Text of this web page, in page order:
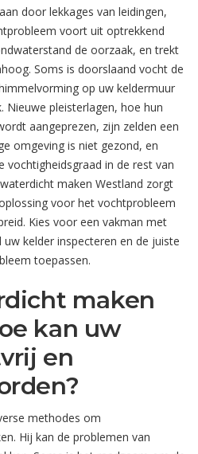
door lekkages van leidingen,
voort uit optrekkend
de oorzaak, en trekt
Soms is doorslaand vocht de
op uw keldermuur
Nieuwe pleisterlagen, hoe hun
aangeprezen, zijn zelden een
omgeving is niet gezond, en
vochtigheidsgraad in de rest van
maken Westland zorgt
voor het vochtprobleem
Kies voor een vakman met
kelder inspecteren en de juiste
toepassen.
maken
kan uw
en
methodes om
Hij kan de problemen van